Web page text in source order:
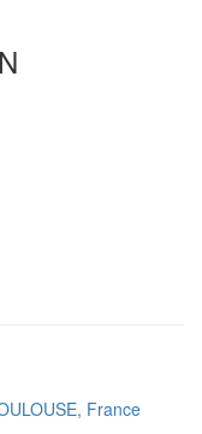
France